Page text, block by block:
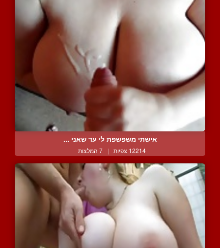
אישתי משפשפת לי עד שאני ...
12214 צפיות | 7 המלצות